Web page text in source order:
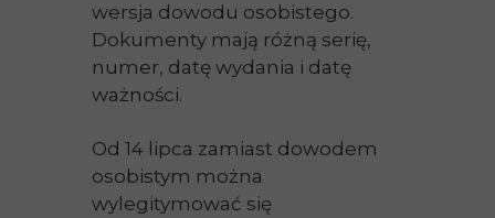
wersja dowodu osobistego.
Dokumenty mają różną serię,
numer, datę wydania i datę
ważności.
Od 14 lipca zamiast dowodem
osobistym można
wylegitymować się